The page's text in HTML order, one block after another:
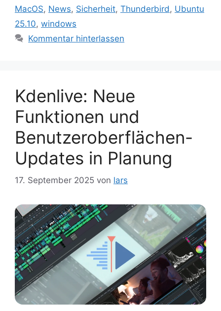
MacOS, News, Sicherheit, Thunderbird, Ubuntu
25.10, windows
Kommentar hinterlassen
Kdenlive: Neue
Funktionen und
Benutzeroberflächen-
Updates in Planung
17. September 2025 von lars